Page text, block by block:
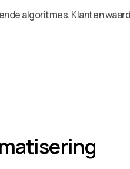
algoritmes. Klanten